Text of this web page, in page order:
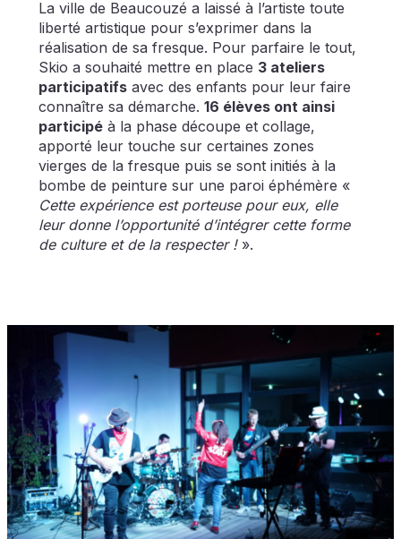
La ville de Beaucouzé a laissé à l’artiste toute
liberté artistique pour s’exprimer dans la
réalisation de sa fresque. Pour parfaire le tout,
Skio a souhaité mettre en place 3 ateliers
participatifsavec des enfants pour leur faire
connaître sa démarche. 16 élèves ont ainsi
participéà la phase découpe et collage,
apporté leur touche sur certaines zones
vierges de la fresque puis se sont initiés à la
bombe de peinture sur une paroi éphémère «
Cette expérience est porteuse pour eux, elle
leur donne l’opportunité d’intégrer cette forme
de culture et de la respecter !».